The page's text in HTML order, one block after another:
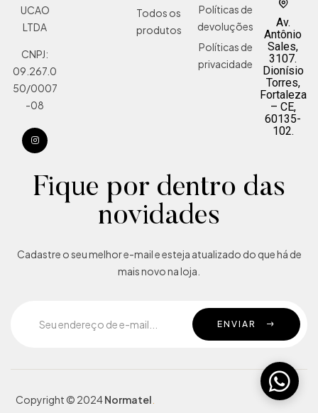
UCAO
LTDA
CNPJ:
09.267.0
50/0007
-08
Todos os
produtos
Políticas de
devoluções
Políticas de
privacidade
Av.
Antônio
Sales,
3107.
Dionísio
Torres,
Fortaleza
– CE,
60135-
102.
Fique por dentro das
novidades
Cadastre o seu melhor e-mail e esteja atualizado do que há de
mais novo na loja.
ENVIAR
Copyright © 2024Normatel